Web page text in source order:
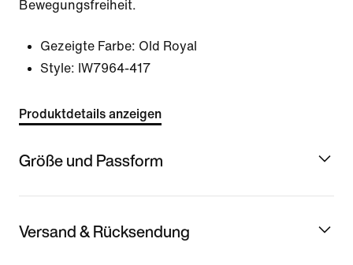
Bewegungsfreiheit.
Gezeigte Farbe: Old Royal
Style: IW7964-417
Produktdetails anzeigen
Größe und Passform
Versand & Rücksendung